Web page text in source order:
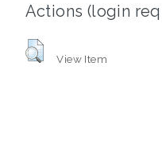
Actions (login
View Item